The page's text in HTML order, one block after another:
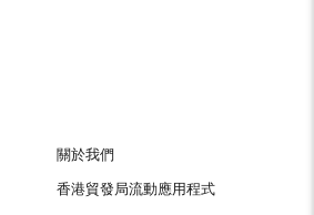
關於我們
香港貿發局流動應用程式